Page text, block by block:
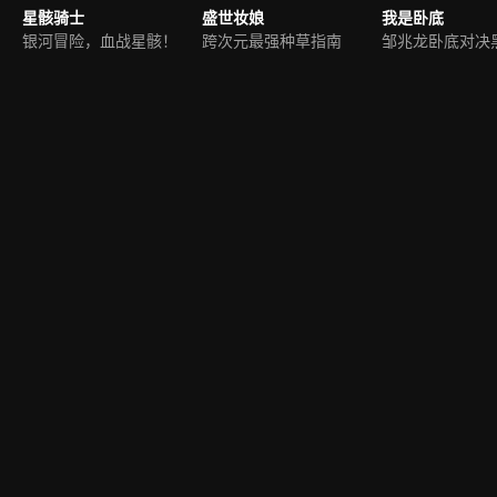
星骸骑士
银河冒险，血战星骸！
盛世妆娘
跨次元最强种草指南
我是卧底
邹兆龙卧底对决